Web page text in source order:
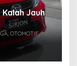
Jauh
OTOMOTIF,